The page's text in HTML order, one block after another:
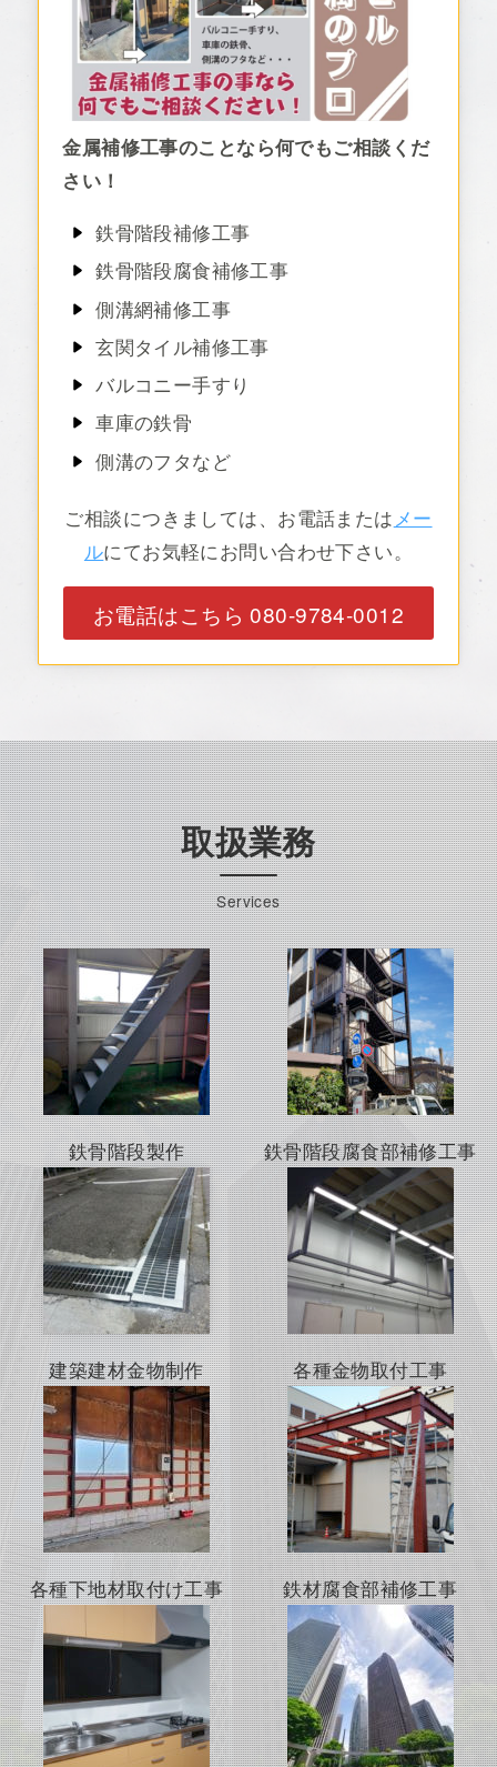
金属補修工事のことなら何でもご相談くだ
さい！
鉄骨階段補修工事
鉄骨階段腐食補修工事
側溝網補修工事
玄関タイル補修工事
バルコニー手すり
車庫の鉄骨
側溝のフタなど
ご相談につきましては、お電話または メー
ルにてお気軽にお問い合わせ下さい。
お電話はこちら 080-9784-0012
取扱業務
Services
鉄骨階段製作 鉄骨階段腐食部補修工事
建築建材金物制作 各種金物取付工事
各種下地材取付け工事 鉄材腐食部補修工事